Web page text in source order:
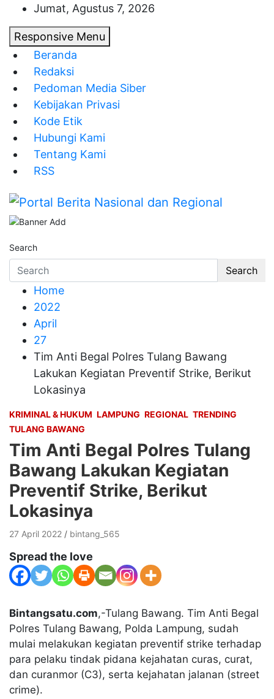
to
content
Jumat, Agustus 7, 2026
Responsive Menu
Beranda
Redaksi
Pedoman Media Siber
Kebijakan Privasi
Kode Etik
Hubungi Kami
Tentang Kami
RSS
Portal Berita Nasional dan Regional
Search
Search
Home
2022
April
27
Tim Anti Begal Polres Tulang Bawang
Lakukan Kegiatan Preventif Strike, Berikut
Lokasinya
KRIMINAL & HUKUM LAMPUNG REGIONAL TRENDING
TULANG BAWANG
Tim Anti Begal Polres Tulang
Bawang Lakukan Kegiatan
Preventif Strike, Berikut
Lokasinya
27 April 2022 bintang_565
Spread the love
Bintangsatu.com,-Tulang Bawang. Tim Anti Begal
Polres Tulang Bawang, Polda Lampung, sudah
mulai melakukan kegiatan preventif strike terhadap
para pelaku tindak pidana kejahatan curas, curat,
dan curanmor (C3), serta kejahatan jalanan (street
crime).